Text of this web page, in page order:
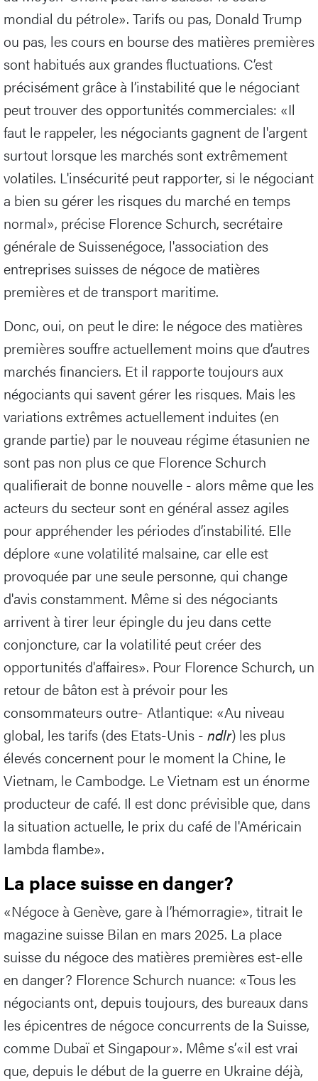
mondial du pétrole». Tarifs ou pas, Donald Trump
ou pas, les cours en bourse des matières premières
sont habitués aux grandes fluctuations. C’est
précisément grâce à l’instabilité que le négociant
peut trouver des opportunités commerciales: «Il
faut le rappeler, les négociants gagnent de l'argent
surtout lorsque les marchés sont extrêmement
volatiles. L'insécurité peut rapporter, si le négociant
a bien su gérer les risques du marché en temps
normal», précise Florence Schurch, secrétaire
générale de Suissenégoce, l'association des
entreprises suisses de négoce de matières
premières et de transport maritime.
Donc, oui, on peut le dire: le négoce des matières
premières souffre actuellement moins que d’autres
marchés financiers. Et il rapporte toujours aux
négociants qui savent gérer les risques. Mais les
variations extrêmes actuellement induites (en
grande partie) par le nouveau régime étasunien ne
sont pas non plus ce que Florence Schurch
qualifierait de bonne nouvelle - alors même que les
acteurs du secteur sont en général assez agiles
pour appréhender les périodes d’instabilité. Elle
déplore «une volatilité malsaine, car elle est
provoquée par une seule personne, qui change
d'avis constamment. Même si des négociants
arrivent à tirer leur épingle du jeu dans cette
conjoncture, car la volatilité peut créer des
opportunités d'affaires». Pour Florence Schurch, un
retour de bâton est à prévoir pour les
consommateurs outre- Atlantique: «Au niveau
global, les tarifs (des Etats-Unis - ndlr) les plus
élevés concernent pour le moment la Chine, le
Vietnam, le Cambodge. Le Vietnam est un énorme
producteur de café. Il est donc prévisible que, dans
la situation actuelle, le prix du café de l'Américain
lambda flambe».
La place suisse en danger?
«Négoce à Genève, gare à l’hémorragie», titrait le
magazine suisse Bilan en mars 2025. La place
suisse du négoce des matières premières est-elle
en danger? Florence Schurch nuance: «Tous les
négociants ont, depuis toujours, des bureaux dans
les épicentres de négoce concurrents de la Suisse,
comme Dubaï et Singapour». Même s’«il est vrai
que, depuis le début de la guerre en Ukraine déjà,